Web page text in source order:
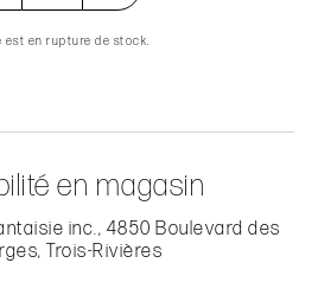
est en rupture de stock.
en magasin
inc., 4850 Boulevard des
Trois-Rivières